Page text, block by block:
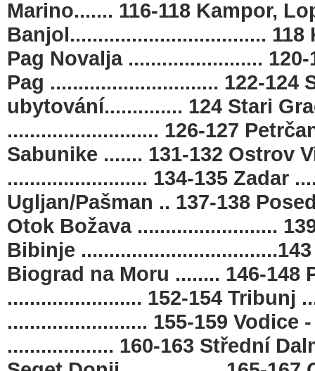
Marino....... 116-118 Kampor,
Banjol...................................
Pag Novalja ........................
Pag .............................. 122-
ubytování.............. 124 Stari
........................... 126-127
Sabunike ....... 131-132 Ostrov
......................... 134-135 Zadar
Ugljan/Pašman .. 137-138
Otok Božava .........................
Bibinje
Biograd na Moru ........ 146-148
........................ 152-154 Tribunj
......................... 155-159 Vodice
................... 160-163 Střední